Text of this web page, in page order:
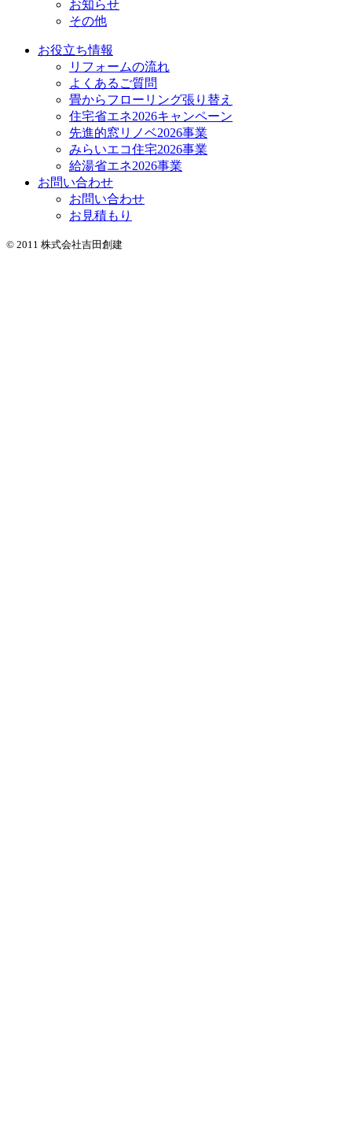
お知らせ
その他
お役立ち情報
リフォームの流れ
よくあるご質問
畳からフローリング張り替え
住宅省エネ2026キャンペーン
先進的窓リノベ2026事業
みらいエコ住宅2026事業
給湯省エネ2026事業
お問い合わせ
お問い合わせ
お見積もり
© 2011 株式会社吉田創建